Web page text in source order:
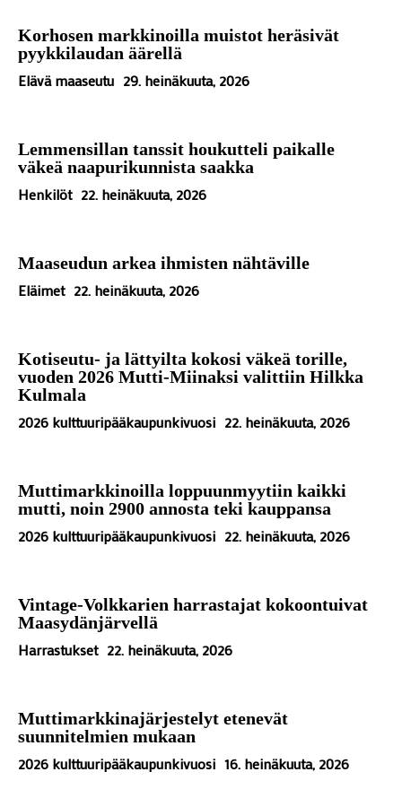
Korhosen markkinoilla muistot heräsivät
pyykkilaudan äärellä
Elävä maaseutu 29. heinäkuuta, 2026
Lemmensillan tanssit houkutteli paikalle
väkeä naapurikunnista saakka
Henkilöt 22. heinäkuuta, 2026
Maaseudun arkea ihmisten nähtäville
Eläimet 22. heinäkuuta, 2026
Kotiseutu- ja lättyilta kokosi väkeä torille,
vuoden 2026 Mutti-Miinaksi valittiin Hilkka
Kulmala
2026 kulttuuripääkaupunkivuosi 22. heinäkuuta, 2026
Muttimarkkinoilla loppuunmyytiin kaikki
mutti, noin 2900 annosta teki kauppansa
2026 kulttuuripääkaupunkivuosi 22. heinäkuuta, 2026
Vintage-Volkkarien harrastajat kokoontuivat
Maasydänjärvellä
Harrastukset 22. heinäkuuta, 2026
Muttimarkkinajärjestelyt etenevät
suunnitelmien mukaan
2026 kulttuuripääkaupunkivuosi 16. heinäkuuta, 2026